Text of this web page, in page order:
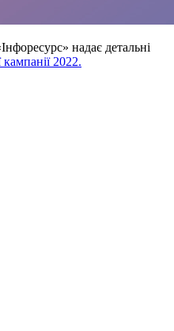
надає детальні
2022.